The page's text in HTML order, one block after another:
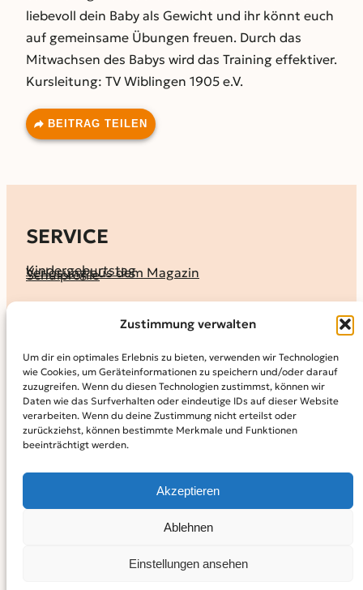
Zustimmung verwalten
Um dir ein optimales Erlebnis zu bieten, verwenden wir Technologien
wie Cookies, um Geräteinformationen zu speichern und/oder darauf
zuzugreifen. Wenn du diesen Technologien zustimmst, können wir
Daten wie das Surfverhalten oder eindeutige IDs auf dieser Website
verarbeiten. Wenn du deine Zustimmung nicht erteilst oder
zurückziehst, können bestimmte Merkmale und Funktionen
beeinträchtigt werden.
Akzeptieren
Ablehnen
Einstellungen ansehen
liebevoll dein Baby als Gewicht und ihr könnt euch
auf gemeinsame Übungen freuen. Durch das
Mitwachsen des Babys wird das Training effektiver.
Kursleitung: TV Wiblingen 1905 e.V.
BEITRAG TEILEN
SERVICE
Kindergeburtstag
Verlosung aus dem Magazin
Schulprofile
KALENDER
MAGAZIN
KidS-Ausgaben online lesen
Abonnement
Archiv
INFO
Datenschutz­erklärung
Powered by